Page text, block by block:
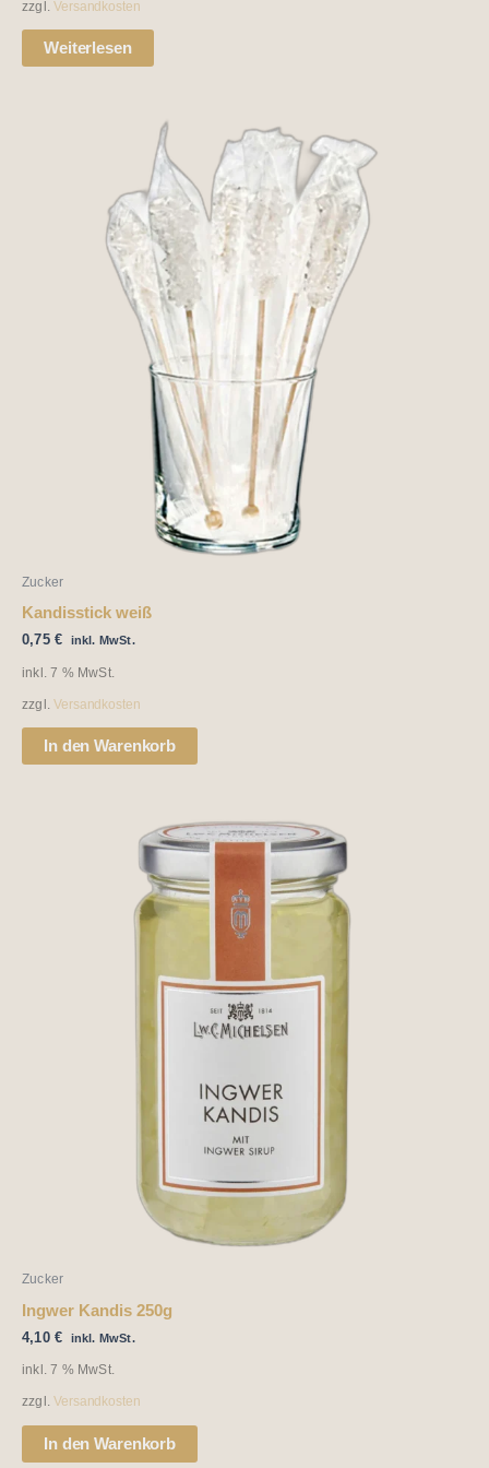
zzgl.Versandkosten
Weiterlesen
Zucker
Kandisstick weiß
0,75 € inkl. MwSt.
inkl. 7 % MwSt.
zzgl.Versandkosten
In den Warenkorb
Zucker
Ingwer Kandis 250g
4,10 € inkl. MwSt.
inkl. 7 % MwSt.
zzgl.Versandkosten
In den Warenkorb